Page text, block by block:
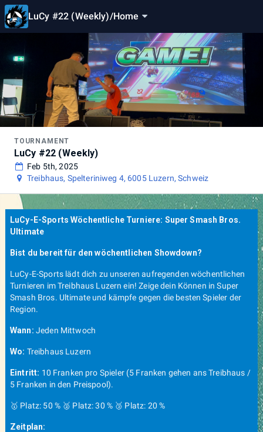
LuCy #22 (Weekly)/Home
TOURNAMENT
LuCy #22 (Weekly)
Feb 5th, 2025
Treibhaus, Spelteriniweg 4, 6005 Luzern, Schweiz
LuCy-E-Sports Wöchentliche Turniere: Super Smash Bros.
Ultimate
Bist du bereit für den wöchentlichen Showdown?
LuCy-E-Sports lädt dich zu unseren aufregenden wöchentlichen
Turnieren im Treibhaus Luzern ein! Zeige dein Können in Super
Smash Bros. Ultimate und kämpfe gegen die besten Spieler der
Region.
Wann: Jeden Mittwoch
Wo: Treibhaus Luzern
Eintritt: 10 Franken pro Spieler (5 Franken gehen ans Treibhaus /
5 Franken in den Preispool).
🥇 Platz: 50 % 🥈 Platz: 30 % 🥉 Platz: 20 %
Zeitplan: